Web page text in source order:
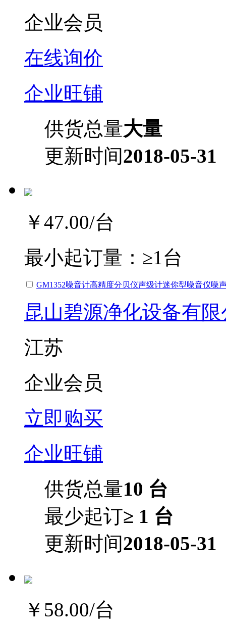
企业会员
在线询价
企业旺铺
供货总量大量
更新时间2018-05-31
￥47.00/台
最小起订量： ≥1台
GM1352噪音计高精度分贝仪声级计迷你型噪音仪噪
昆山碧源净化设备有
江苏
企业会员
立即购买
企业旺铺
供货总量10 台
最少起订≥ 1 台
更新时间2018-05-31
￥58.00/台